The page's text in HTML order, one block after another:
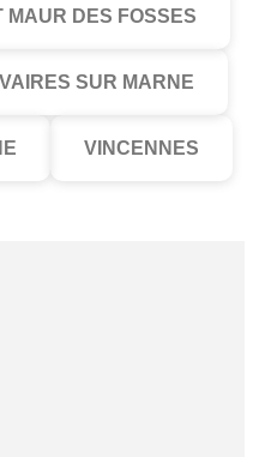
MAUR DES FOSSES
VAIRES SUR MARNE
VINCENNES